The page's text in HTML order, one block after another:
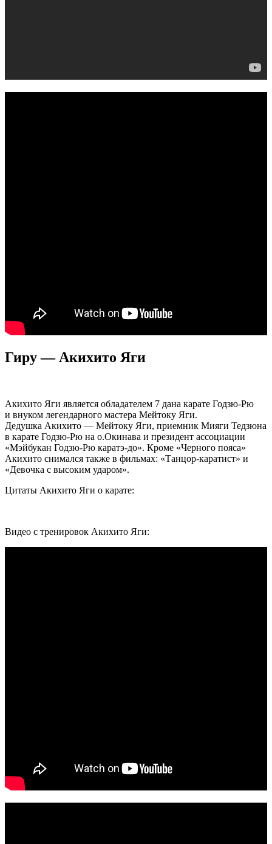
Гиру — Акихито Яги
Акихито Яги является обладателем 7 дана карате Годзю-Рю
и внуком легендарного мастера Мейтоку Яги.
Дедушка Акихито — Мейтоку Яги, приемник Мияги Тедзюна
в карате Годзю-Рю на о.Окинава и президент ассоциации
«Мэйбукан Годзю-Рю каратэ-до». Кроме «Черного пояса»
Акихито снимался также в фильмах: «Танцор-каратист» и
«Девочка с высоким ударом».
Цитаты Акихито Яги о карате:
Видео с тренировок Акихито Яги: